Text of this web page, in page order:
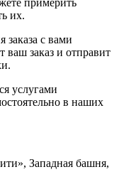
их.
заказа с вами
заказ и отправит
услугами
в наших
Западная башня,